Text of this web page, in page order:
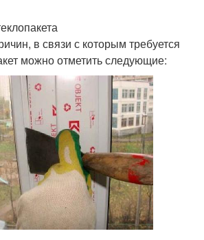
в связи с которым требуется
можно отметить следующие: